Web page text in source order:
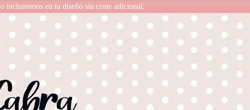
incluiremos en tu diseño sin coste adicional.